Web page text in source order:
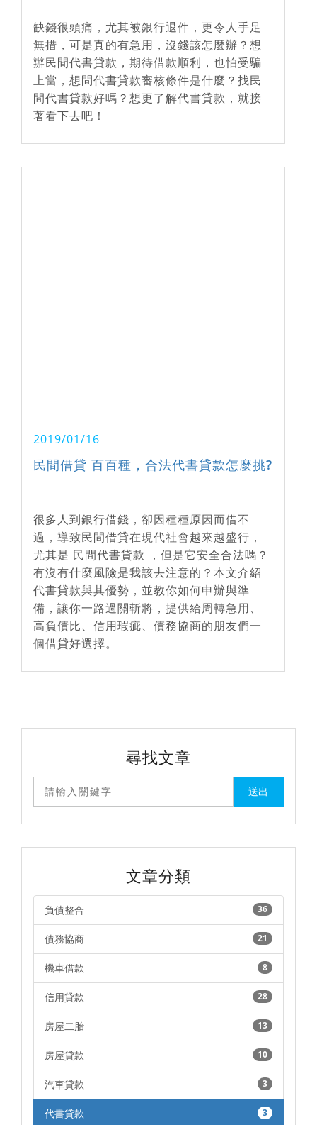
缺錢很頭痛，尤其被銀行退件，更令人手足
無措，可是真的有急用，沒錢該怎麼辦？想
辦民間代書貸款，期待借款順利，也怕受騙
上當，想問代書貸款審核條件是什麼？找民
間代書貸款好嗎？想更了解代書貸款，就接
著看下去吧！
2019/01/16
民間借貸 百百種，合法代書貸款怎麼挑?
很多人到銀行借錢，卻因種種原因而借不
過，導致民間借貸在現代社會越來越盛行，
尤其是 民間代書貸款 ，但是它安全合法嗎？
有沒有什麼風險是我該去注意的？本文介紹
代書貸款與其優勢，並教你如何申辦與準
備，讓你一路過關斬將，提供給周轉急用、
高負債比、信用瑕疵、債務協商的朋友們一
個借貸好選擇。
尋找文章
文章分類
36
負債整合
21
債務協商
8
機車借款
28
信用貸款
13
房屋二胎
10
房屋貸款
3
汽車貸款
3
代書貸款